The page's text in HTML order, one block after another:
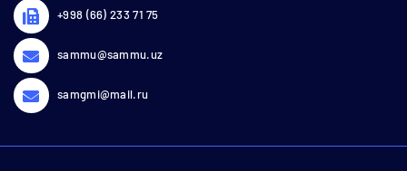
+998 (66) 233 71 75
sammu@sammu.uz
samgmi@mail.ru